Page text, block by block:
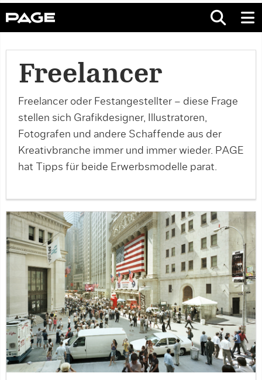
Freelancer
Freelancer oder Festangestellter – diese Frage
stellen sich Grafikdesigner, Illustratoren,
Fotografen und andere Schaffende aus der
Kreativbranche immer und immer wieder. PAGE
hat Tipps für beide Erwerbsmodelle parat.